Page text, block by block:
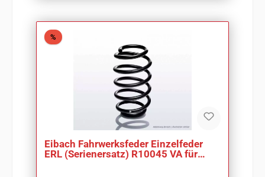
%Rabatt
Eibach Fahrwerksfeder Einzelfeder
ERL (Serienersatz) R10045 VA für
Vectra B J96